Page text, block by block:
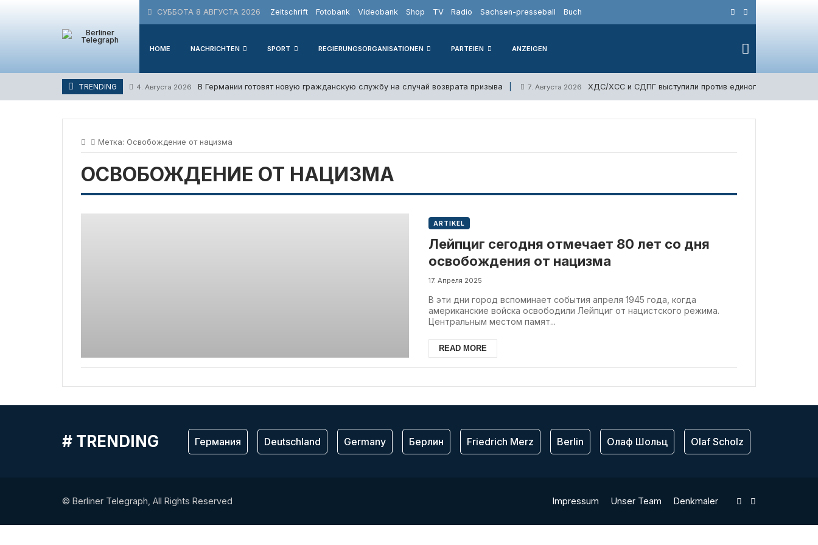
СУББОТА 8 АВГУСТА 2026 Zeitschrift Fotobank Videobank Shop TV Radio Sachsen-presseball Buch
HOME NACHRICHTEN SPORT REGIERUNGSORGANISATIONEN PARTEIEN ANZEIGEN
TRENDING 4. Августа 2026 В Германии готовят новую гражданскую службу на случай возврата призыва 7. Августа 2026 ХДС/ХСС и СДПГ выступили против единого НДС в
Метка: Освобождение от нацизма
ОСВОБОЖДЕНИЕ ОТ НАЦИЗМА
ARTIKEL
Лейпциг сегодня отмечает 80 лет со дня
освобождения от нацизма
17. Апреля 2025
В эти дни город вспоминает события апреля 1945 года, когда
американские войска освободили Лейпциг от нацистского режима.
Центральным местом памят...
READ MORE
# TRENDING Германия Deutschland Germany Берлин Friedrich Merz Berlin Олаф Шольц Olaf Scholz
© Berliner Telegraph, All Rights Reserved Impressum Unser Team Denkmaler